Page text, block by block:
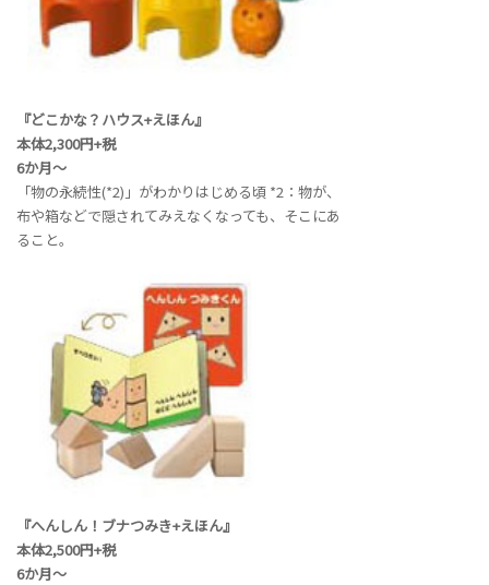
『どこかな？ハウス+えほん』
本体2,300円+税
6か月～
「物の永続性(*2)」がわかりはじめる頃 *2：物が、
布や箱などで隠されてみえなくなっても、そこにあ
ること。
『へんしん！ブナつみき+えほん』
本体2,500円+税
6か月～